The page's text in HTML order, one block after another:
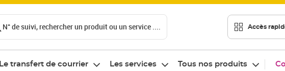
N° de suivi, rechercher un produit ou un service .... Accès
Le transfert de courrier Les services Tous nos produits